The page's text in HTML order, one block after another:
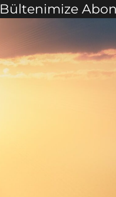
Bültenimize